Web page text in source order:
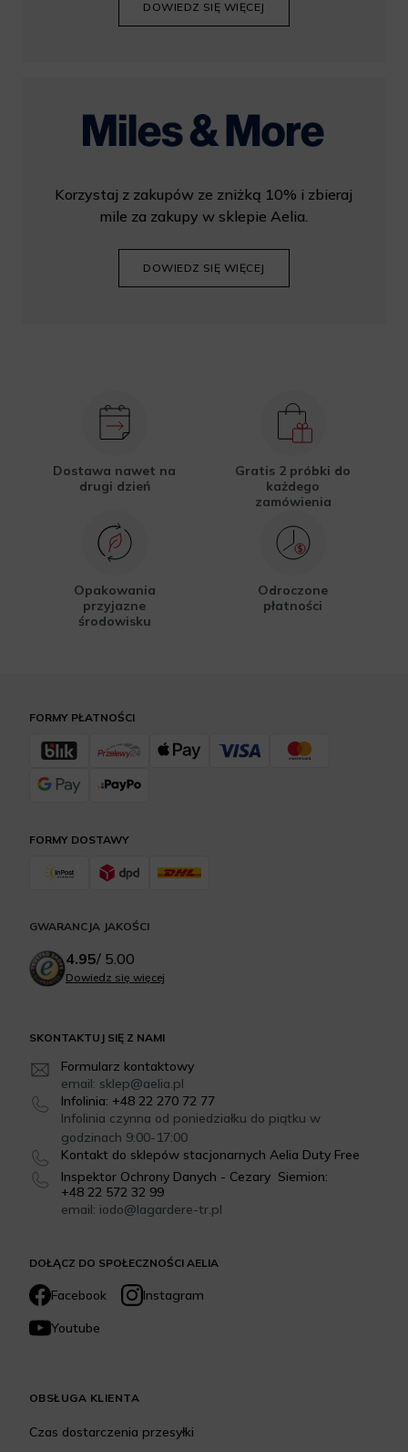
DOWIEDZ SIĘ WIĘCEJ
Korzystaj z zakupów ze zniżką 10% i zbieraj
mile za zakupy w sklepie Aelia.
DOWIEDZ SIĘ WIĘCEJ
Dostawa nawet na
drugi dzień
Gratis 2 próbki do
każdego
zamówienia
Opakowania
przyjazne
środowisku
Odroczone
płatności
DOŁĄCZ DO SPOŁECZNOŚCI AELIA
Facebook
Instagram
Youtube
SKONTAKTUJ SIĘ Z NAMI
Formularz kontaktowy
email: sklep@aelia.pl
Infolinia: +48 22 270 72 77
Infolinia czynna od poniedziałku do piątku w
godzinach 9:00-17:00
Kontakt do sklepów stacjonarnych Aelia Duty Free
Inspektor Ochrony Danych - Cezary Siemion:
+48 22 572 32 99
email: iodo@lagardere-tr.pl
FORMY DOSTAWY
FORMY PŁATNOŚCI
OBSŁUGA KLIENTA
Czas dostarczenia przesyłki
GWARANCJA JAKOŚCI
4.95/ 5.00
Dowiedz się więcej